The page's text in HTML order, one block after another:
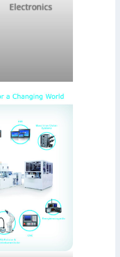
Electronics